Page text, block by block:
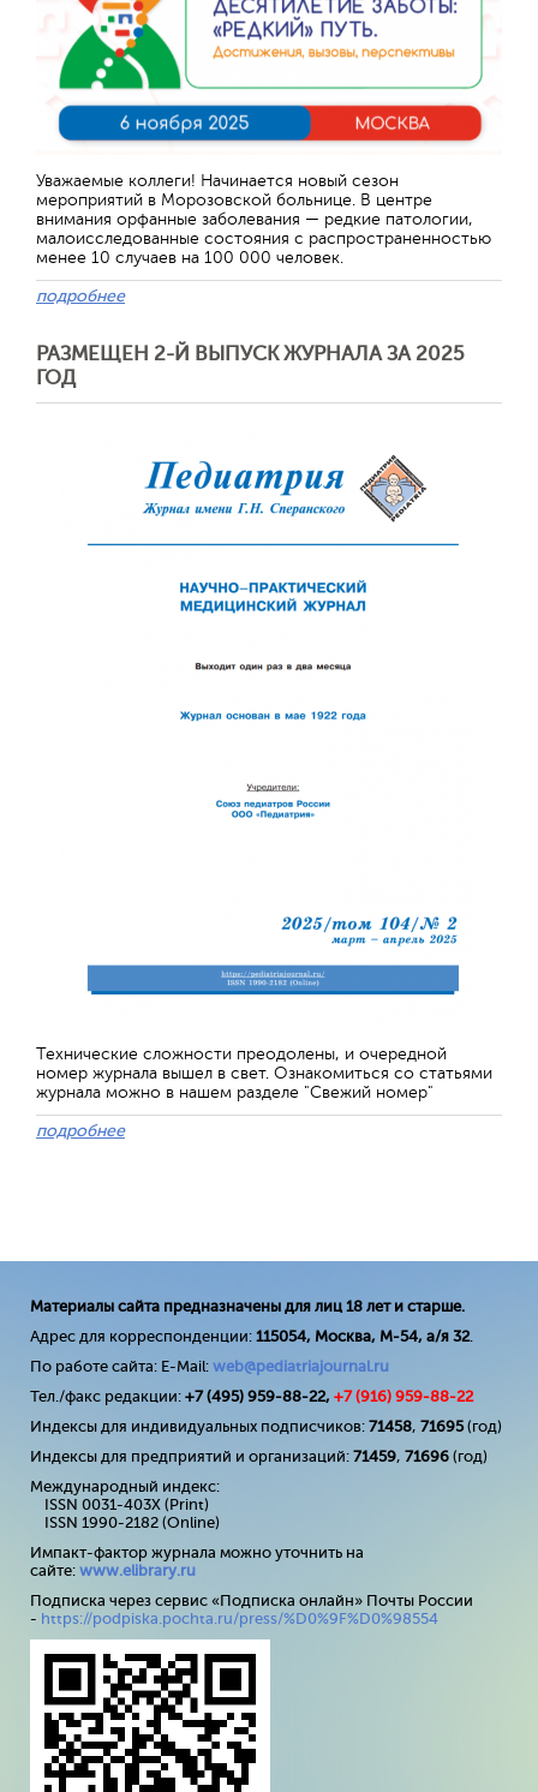
Уважаемые коллеги! Начинается новый сезон
мероприятий в Морозовской больнице. В центре
внимания орфанные заболевания — редкие патологии,
малоисследованные состояния с распространенностью
менее 10 случаев на 100 000 человек.
подробнее
РАЗМЕЩЕН 2-Й ВЫПУСК ЖУРНАЛА ЗА 2025
ГОД
Технические сложности преодолены, и очередной
номер журнала вышел в свет. Ознакомиться со статьями
журнала можно в нашем разделе "Свежий номер"
подробнее
Материалы сайта предназначены для лиц 18 лет и старше.
Адрес для корреспонденции: 115054, Москва, М-54, а/я 32.
По работе сайта: E-Mail: web@pediatriajournal.ru
Тел./факс редакции: +7 (495) 959-88-22, +7 (916) 959-88-22
Индексы для индивидуальных подписчиков: 71458, 71695(год)
Индексы для предприятий и организаций: 71459, 71696 (год)
Международный индекс:
ISSN 0031-403X (Print)
ISSN 1990-2182 (Online)
Импакт-фактор журнала можно уточнить на
сайте: www.elibrary.ru
Подписка через сервис «Подписка онлайн» Почты России
- https://podpiska.pochta.ru/press/%D0%9F%D0%98554